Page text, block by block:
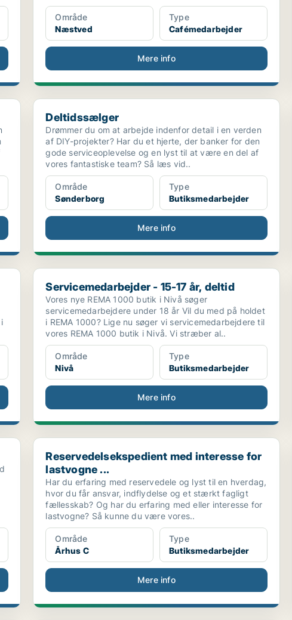
Område
Næstved
Type
Cafémedarbejder
Mere info
Deltidssælger
Deltidssælger
Drømmer du om at arbejde indenfor detail i en verden
af DIY-projekter? Har du et hjerte, der banker for den
gode serviceoplevelse og en lyst til at være en del af
vores fantastiske team? Så læs vid..
Område
Sønderborg
Type
Butiksmedarbejder
Mere info
Servicemedarbejder - 15-17 år, deltid
Servicemedarbejder - 15-17 år, deltid
Vores nye REMA 1000 butik i Nivå søger
servicemedarbejdere under 18 år Vil du med på holdet
i REMA 1000? Lige nu søger vi servicemedarbejdere til
vores REMA 1000 butik i Nivå. Vi stræber al..
Område
Nivå
Type
Butiksmedarbejder
Mere info
Reservedelsekspedient med interesse for lastvogne ...
Reservedelsekspedient med interesse for
lastvogne ...
Har du erfaring med reservedele og lyst til en hverdag,
hvor du får ansvar, indflydelse og et stærkt fagligt
fællesskab? Og har du erfaring med eller interesse for
lastvogne? Så kunne du være vores..
Område
Århus C
Type
Butiksmedarbejder
Mere info